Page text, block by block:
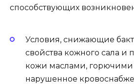
способствующих
Условия, снижающие
свойства кожного сала и
кожи маслами,
нарушенное